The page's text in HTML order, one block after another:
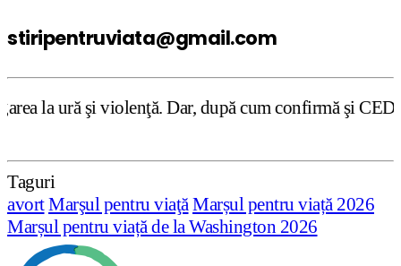
stiripentruviata@gmail.com
Dar, după cum confirmă şi CEDO în cazul
Taguri
avortMarşul pentru viaţăMarșul pentru viață 2026
Marșul pentru viață de la Washington 2026